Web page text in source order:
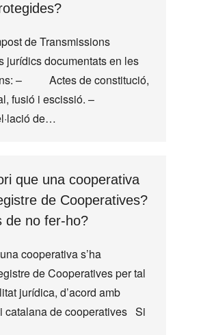
de Transmissions
jurídics documentats en les
– Actes de constitució,
fusió i escissió. –
de…
que una cooperativa
de Cooperatives?
de no fer-ho?
cooperativa s’ha
de Cooperatives per tal
jurídica, d’acord amb
catalana de cooperatives Si